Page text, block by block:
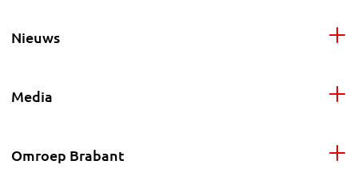
Nieuws
Media
Omroep Brabant